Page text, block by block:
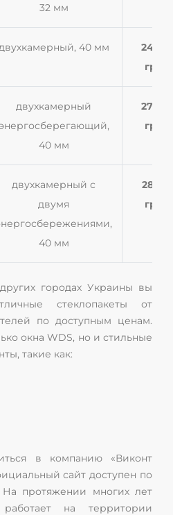
32 мм
40 мм
2454
грн
двухкамерный
40 мм
2700
грн
двухкамерный с
двумя
40 мм
2830
грн
городах Украины вы
стеклопакеты от
по доступным ценам.
окна WDS, но и стильные
такие как:
в компанию «Виконт
сайт доступен по
На протяжении многих лет
на территории